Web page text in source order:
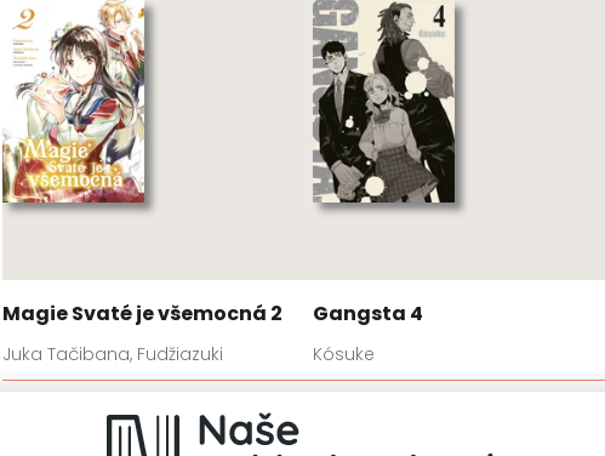
Magie Svaté je všemocná 2
Juka Tačibana, Fudžiazuki
249 Kč
Gangsta 4
Kósuke